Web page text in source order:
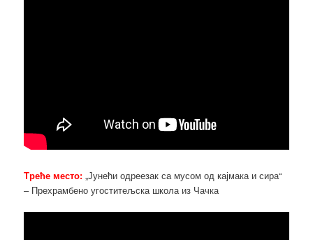
Треће место: „Јунећи одреезак са мусом од кајмака и сира“
– Прехрамбено угоститељска школа из Чачка